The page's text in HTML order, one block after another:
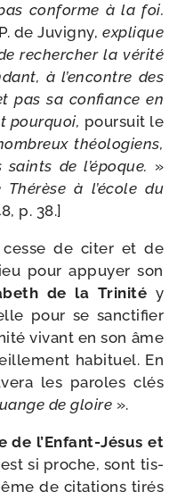
conforme à la foi.
de Juvigny, explique
recher­cher la véri­té
à l’encontre des
pas sa confiance en
pour­quoi, pour­suit le
théo­lo­giens,
de l’époque. »
Thérèse à l’école du
p. 38.]
cesse de citer et de
pour appuyer son
de la Trinité y
pour se sanc­ti­fier
vivant en son âme
habi­tuel. En
les paroles clés
de gloire ».
de l’Enfant-Jésus et
si proche, sont tis­
de cita­tions tirés